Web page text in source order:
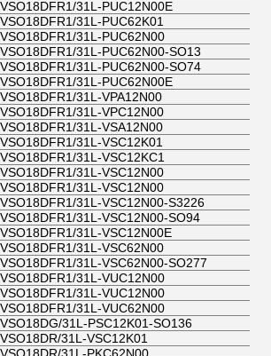
31L-PUC12N00E
31L-PUC62K01
31L-PUC62N00
31L-PUC62N00-SO13
31L-PUC62N00-SO74
31L-PUC62N00E
31L-VPA12N00
31L-VPC12N00
31L-VSA12N00
31L-VSC12K01
31L-VSC12KC1
31L-VSC12N00
31L-VSC12N00
31L-VSC12N00-S3226
31L-VSC12N00-SO94
31L-VSC12N00E
31L-VSC62N00
31L-VSC62N00-SO277
31L-VUC12N00
31L-VUC12N00
31L-VUC62N00
31L-PSC12K01-SO136
31L-VSC12K01
31L-PKC62N00